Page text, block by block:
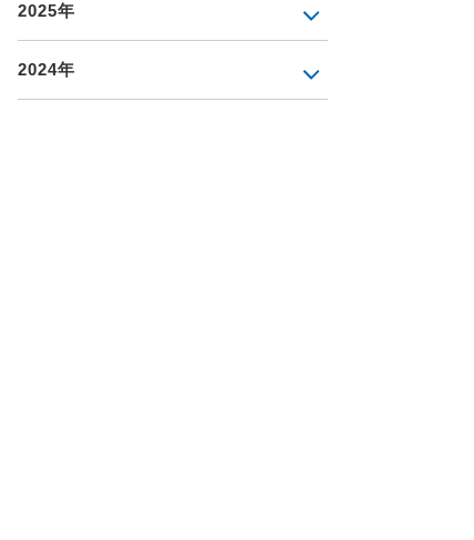
2025年
2024年